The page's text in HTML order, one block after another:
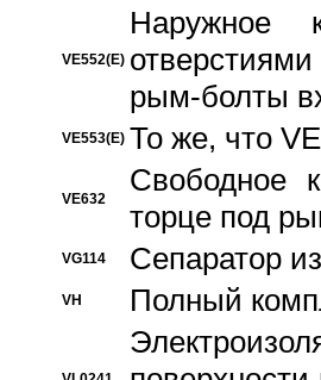
VE552(E)
Наружное
рым-болты
VE553(E) То же, что
VE632
Свободное
торце под
VG114 Сепаратор
VH Полный